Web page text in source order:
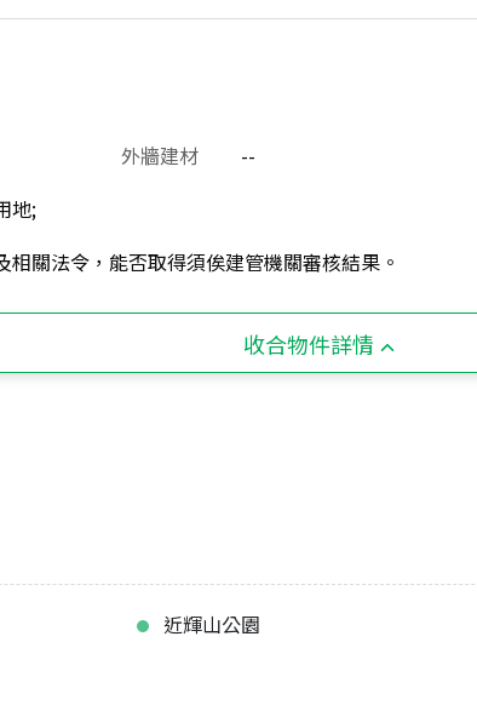
外牆建材 --
地;
相關法令，能否取得須俟建管機關審核結果。
收合物件詳情
近輝山公園